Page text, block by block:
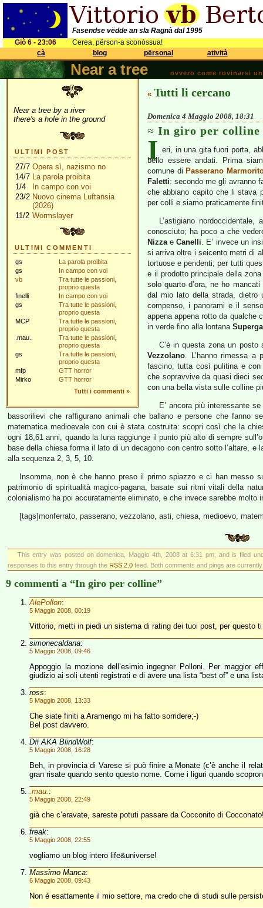
Fasendse vëdde an sla Ragnà dal 1995
Giò 6 - 23:06
Cerea, përson-a sconòssua!
cà
blog përsonal atività
Near a tree ovvero come rovinarsi
Near a tree by a river
there's a hole in the ground
ULTIMI POST
27/7 Opera sì, nazismo no
14/7 La parola proibita
1/4
In campo con voi
23/2 Nuovo cinema Luftansia
(2026)
11/2 Wormslayer
ULTIMI COMMENTI
gs
La parola proibita
gs
In campo con voi
vb
Tra tutte le passioni,
proprio questa
finelli
In campo con voi
gs
Tra tutte le passioni,
proprio questa
MCP
Tra tutte le passioni,
proprio questa
.mau.
Tra tutte le passioni,
proprio questa
gs
Tra tutte le passioni,
proprio questa
mfp
GTT horror
Mirko
GTT horror
Tutti i commenti »
« Tutti li cercano
Domenica 4 Maggio 2008, 18:31
In giro per colline
I eri, in una gita fuori porta,
bello essere andati. Prima
comune di Passerano
Faletti: secondo me gli avranno
che abbiano capito che li stava
per colli e siamo praticamente
L’astigiano
conosciuto; ha poco a che
NizzaeCanelli. E’ invece un
si arriva oltre i seicento metri di
tortuose e pendenti; per tutti
e il prodotto principale della
solo quarto d’ora, ne ho
dal mio lato della strada,
compenso, i panorami e il
appena appena rotto da qualche
in verde fino alla lontana Superga
C’è in questa zona un posto
Vezzolano. L’hanno rimessa a
fascino, tutta così pulitina e con
che sopravvive da quasi dieci
con una bella vista sulle colline
E’ ancora più interessante
bassorilievi che raffigurano animali che ballano e persone che fanno
matematica medioevale con cui è stata costruita: scopri così che la
ogni 18,61 anni, quando la luna raggiunge il punto più alto di sempre
base della chiesa forma il lato di un decagono con centro sotto l’altare, e
alla sequenza 2, 3, 5, 10.
Insomma, non è che hanno preso il primo spiazzo e ci han messo
patrimonio di spiritualità magico-pagana, basate sui ritmi vitali della
colonialismo ha poi accuratamente eliminato, e che invece sarebbe molto
[tags]monferrato, passerano, vezzolano, asti, chiesa, medioevo,
This entry was posted on domenica, Maggio 4th, 2008 at 6:31 pm, and is filed
responses to this entry through the RSS 2.0 feed. Both comments and pings are
9 commenti a “In giro per colline”
AlePollon:
5 Maggio 2008, 00:19
Vittorio, metti in piedi un sistema di rating dei tuoi post, per questo
simonecaldana:
5 Maggio 2008, 09:46
Appoggio la mozione dell’esimio ingegner Polloni. Per maggior
giudizio ai soli utenti registrati e di avere una lista “best of” e una
ross:
5 Maggio 2008, 13:33
Che siate finiti a Aramengo mi ha fatto sorridere;-)
Bel post davvero.
D# AKA BlindWolf:
5 Maggio 2008, 16:28
Beh, in provincia di Varese si può finire a Monate (c’è anche il
gran risate quando sento questo nome. Come i liguri quando
.mau. :
5 Maggio 2008, 22:49
già che c’eravate, sareste potuti passare da Cocconito di
freak:
5 Maggio 2008, 22:55
vogliamo un blog intero life&universe!
Massimo Manca:
6 Maggio 2008, 09:43
Non è esattamente il mio settore, ma credo che di studi sulle